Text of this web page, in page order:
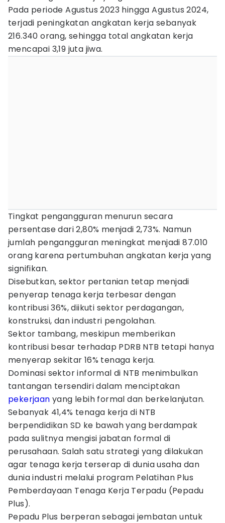
Pada periode Agustus 2023 hingga Agustus 2024,
terjadi peningkatan angkatan kerja sebanyak
216.340 orang, sehingga total angkatan kerja
mencapai 3,19 juta jiwa.
Tingkat pengangguran menurun secara
persentase dari 2,80% menjadi 2,73%. Namun
jumlah pengangguran meningkat menjadi 87.010
orang karena pertumbuhan angkatan kerja yang
signifikan.
Disebutkan, sektor pertanian tetap menjadi
penyerap tenaga kerja terbesar dengan
kontribusi 36%, diikuti sektor perdagangan,
konstruksi, dan industri pengolahan.
Sektor tambang, meskipun memberikan
kontribusi besar terhadap PDRB NTB tetapi hanya
menyerap sekitar 16% tenaga kerja.
Dominasi sektor informal di NTB menimbulkan
tantangan tersendiri dalam menciptakan
pekerjaan yang lebih formal dan berkelanjutan.
Sebanyak 41,4% tenaga kerja di NTB
berpendidikan SD ke bawah yang berdampak
pada sulitnya mengisi jabatan formal di
perusahaan. Salah satu strategi yang dilakukan
agar tenaga kerja terserap di dunia usaha dan
dunia industri melalui program Pelatihan Plus
Pemberdayaan Tenaga Kerja Terpadu (Pepadu
Plus).
Pepadu Plus berperan sebagai jembatan untuk